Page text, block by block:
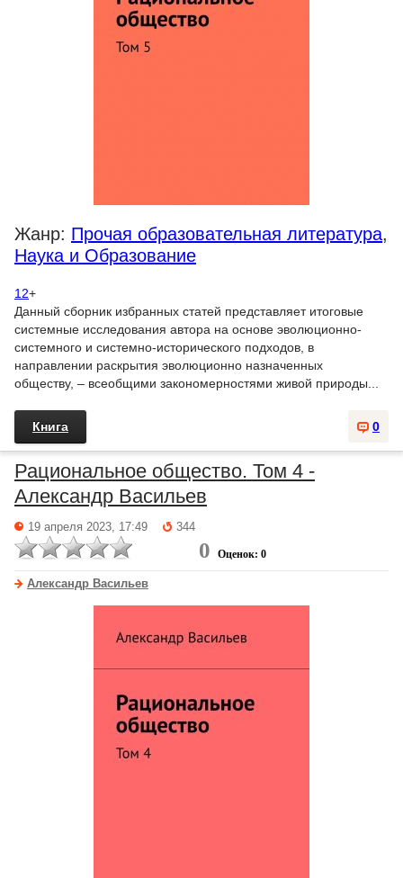
Жанр: Прочая образовательная литература,
Наука и Образование
12+
Данный сборник избранных статей представляет итоговые
системные исследования автора на основе эволюционно-
системного и системно-исторического подходов, в
направлении раскрытия эволюционно назначенных
обществу, – всеобщими закономерностями живой природы...
0
Книга
Рациональное общество. Том 4 -
Александр Васильев
19 апреля 2023, 17:49 344
0 Оценок: 0
Александр Васильев